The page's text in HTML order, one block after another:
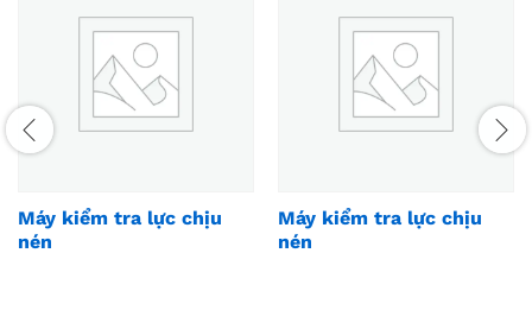
Máy kiểm tra lực chịu
nén
Máy kiểm tra lực chịu
nén